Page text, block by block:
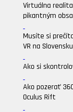
Virtuálna
pikantným
Musíte si
VR na Slovensku
Ako si
Ako pozerať
Oculus Rift